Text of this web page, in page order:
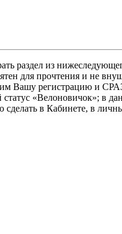
раздел из
для прочтения и не
Вашу регистрацию и
«Велоновичок»; в
в Кабинете, в